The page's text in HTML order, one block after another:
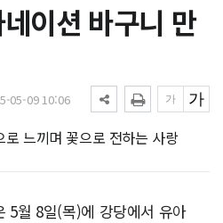
이션 바구니 만
05-09 10:06
느끼며 꽃으로 전하는 사랑
5월 8일(목)에 강당에서 유아